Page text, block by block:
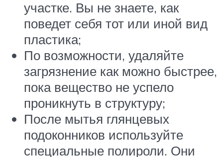
участке. Вы не знаете, как
поведет себя тот или иной вид
пластика;
По возможности, удаляйте
загрязнение как можно быстрее,
пока вещество не успело
проникнуть в структуру;
После мытья глянцевых
подоконников используйте
специальные полироли. Они